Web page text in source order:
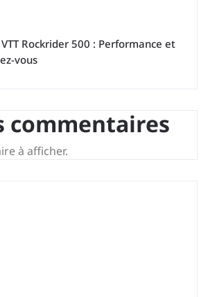
Rockrider 500 : Performance et
vous
commentaires
à afficher.